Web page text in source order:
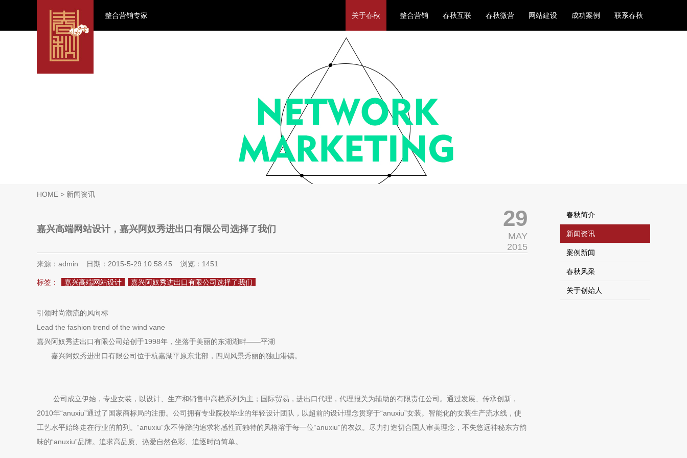
整合营销专家 联系春秋
成功案例
网站建设
春秋微营
春秋互联
整合营销
关于春秋
HOME > 新闻资讯
嘉兴高端网站设计，嘉兴阿奴秀进出口有限公司选择了我们 29
MAY
2015
来源：admin 日期：2015-5-29 10:58:45 浏览： 1451
标签： 嘉兴高端网站设计 嘉兴阿奴秀进出口有限公司选择了我们
引领时尚潮流的风向标
Lead the fashion trend of the wind vane
嘉兴阿奴秀进出口有限公司始创于1998年，坐落于美丽的东湖湖畔——平湖
嘉兴阿奴秀进出口有限公司位于杭嘉湖平原东北部，四周风景秀丽的独山港镇。
公司成立伊始，专业女装，以设计、生产和销售中高档系列为主；国际贸易，进出口代理，代理报关为辅助的有限责任公司。通过发展、传承创新，
2010年“anuxiu”通过了国家商标局的注册。公司拥有专业院校毕业的年轻设计团队，以超前的设计理念贯穿于“anuxiu”女装。智能化的女装生产流水线，使
工艺水平始终走在行业的前列。“anuxiu”永不停蹄的追求将感性而独特的风格溶于每一位“anuxiu”的衣奴。尽力打造切合国人审美理念，不失悠远神秘东方韵
味的“anuxiu”品牌。追求高品质、热爱自然色彩、追逐时尚简单。
春秋简介
新闻资讯
案例新闻
春秋风采
关于创始人